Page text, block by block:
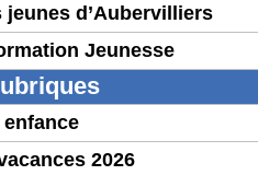
d’Aubervilliers
Jeunesse
enfance
2026